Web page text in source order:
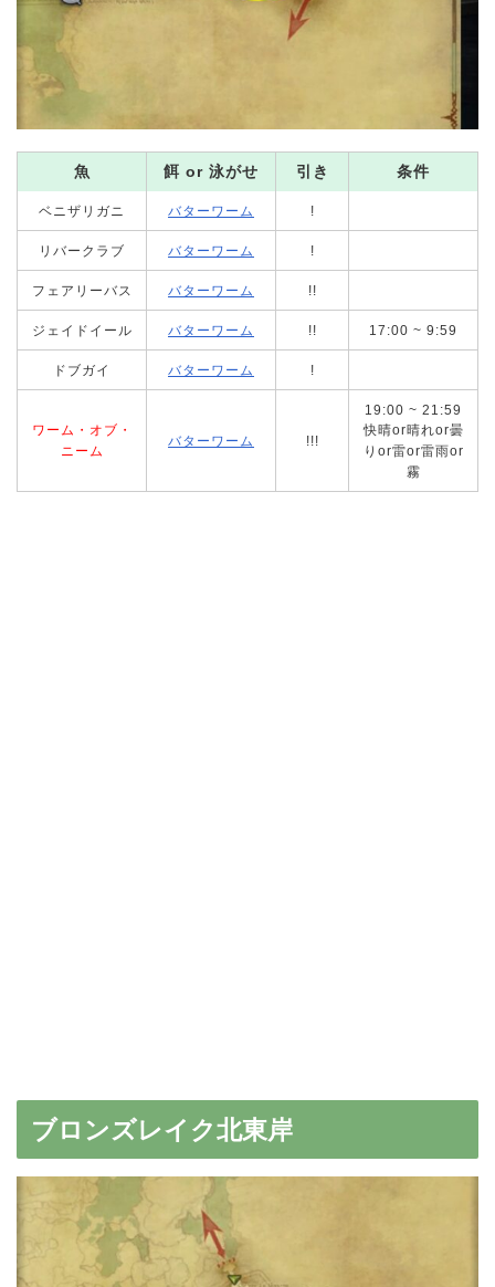
魚 餌 or 泳がせ 引き 条件
ベニザリガニ バターワーム !
リバークラブ バターワーム !
フェアリーバス バターワーム !!
ジェイドイール バターワーム !! 17:00 ~ 9:59
ドブガイ バターワーム !
ワーム・オブ・
ニーム
バターワーム !!!
19:00 ~ 21:59
快晴or晴れor曇
りor雷or雷雨or
霧
ブロンズレイク北東岸